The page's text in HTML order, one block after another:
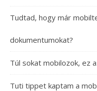
Tudtad, hogy már
dokumentumokat?
Túl sokat mobilozok, ez
Tuti tippet kaptam a